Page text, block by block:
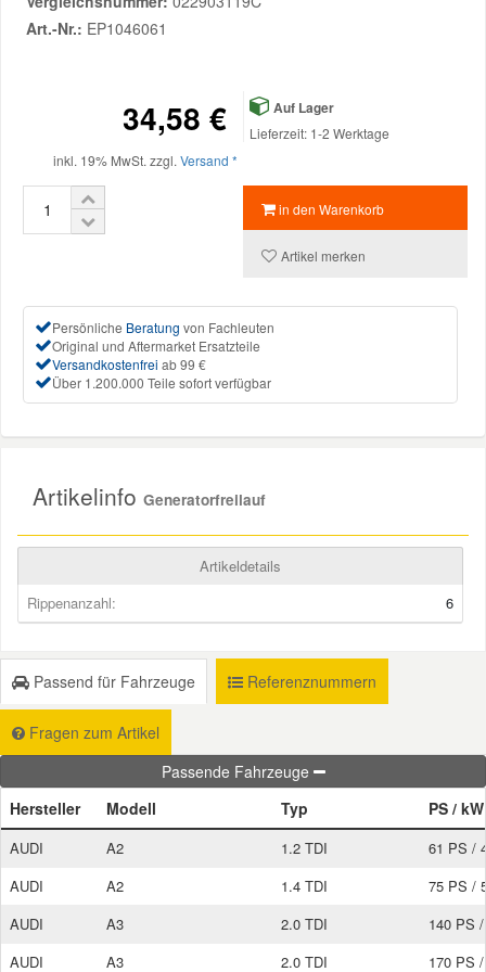
Art.-Nr.: EP1046061
34,58 €
inkl. 19% MwSt. zzgl. Versand *
Auf Lager
Lieferzeit: 1-2 Werktage
in den Warenkorb
Artikel merken
Persönliche Beratung von Fachleuten
Original und Aftermarket Ersatzteile
Versandkostenfrei ab 99 €
Über 1.200.000 Teile sofort verfügbar
Artikelinfo Generatorfreilauf
Artikeldetails
Rippenanzahl:
6
Passend für Fahrzeuge Referenznummern
Fragen zum Artikel
Passende Fahrzeuge
Hersteller
Modell Typ PS /
AUDI A2 1.2 TDI
61 PS /
AUDI
A2 1.4 TDI
75 PS /
AUDI
A3 2.0 TDI
140 PS
AUDI
A3 2.0 TDI
170 PS
Mercedes Ersatzteile
Mini Ersatzteile
Mitsubishi Ersatzteile
Porsche Ersatzteile
Smart Ersatzteile
Suzuki Ersatzteile
Toyota Ersatzteile
Vauxhall Ersatzteile
Volvo Ersatzteile